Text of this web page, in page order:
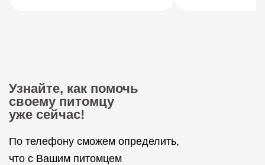
Узнайте, как помочь
своему питомцу
уже сейчас!
По телефону сможем определить,
что с Вашим питомцем